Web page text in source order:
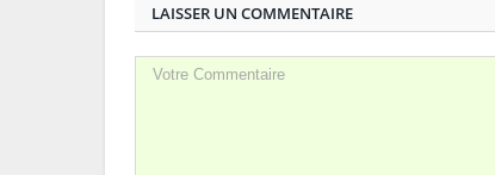
LAISSER UN COMMENTAIRE